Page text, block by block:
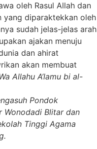
oleh Rasul Allah dan
yang diparaktekkan oleh
sudah jelas-jelas arah
ajakan menuju
dan ahirat
akan membuat
Allahu A’lamu bi al-
Pondok
Wonodadi Blitar dan
Tinggi Agama